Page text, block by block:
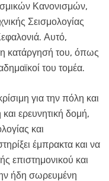
Κανονισμών,
Σεισμολογίας
Αυτό,
κατάργησή του, όπως
του τομέα.
για την πόλη και
ερευνητική δομή,
και
έμπρακτα και να
επιστημονικού και
ήδη σωρευμένη